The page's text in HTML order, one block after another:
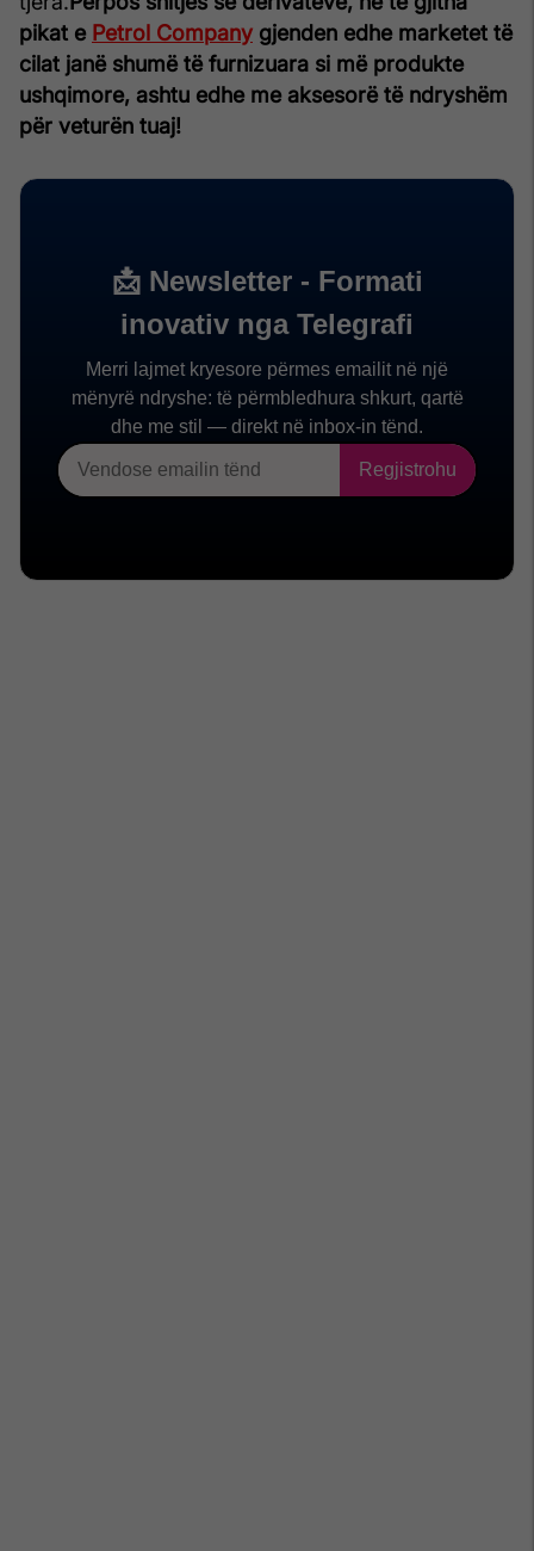
pikat e Petrol Company gjenden edhe marketet të
cilat janë shumë të furnizuara si më produkte
ushqimore, ashtu edhe me aksesorë të ndryshëm
për veturën tuaj!